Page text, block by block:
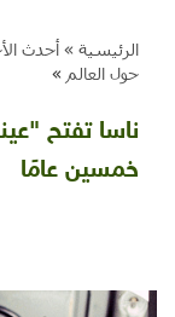
الرئيسية » أحدث
حول العالم »
ناسا تفتح
خمسين عامًا